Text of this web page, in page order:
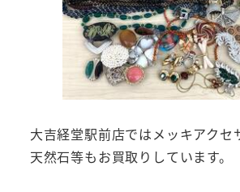
大吉経堂駅前店ではメッキアクセ
天然石等もお買取りしています。